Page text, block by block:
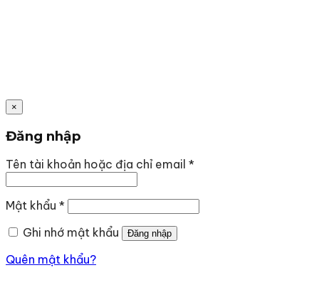
×
Đăng nhập
Tên tài khoản hoặc địa chỉ email *Bắt
Mật khẩu *Bắt
Ghi nhớ mật khẩu
Đăng nhập
Quên mật khẩu?